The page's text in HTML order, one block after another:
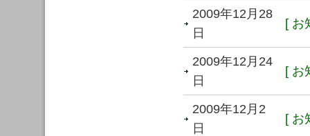
2009年12月28
日
[ お
2009年12月24
日
[ お
2009年12月2
日
[ お